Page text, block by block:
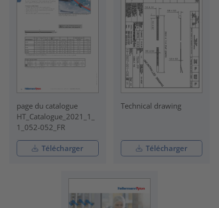
page du catalogue
HT_Catalogue_2021_1_
1_052-052_FR
Télécharger
Technical drawing
Télécharger